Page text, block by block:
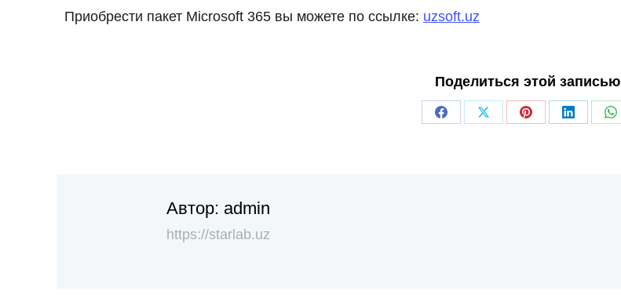
Приобрести пакет Microsoft 365 вы можете по ссылке: uzsoft.uz
Поделиться этой записью
Автор: admin
https://starlab.uz